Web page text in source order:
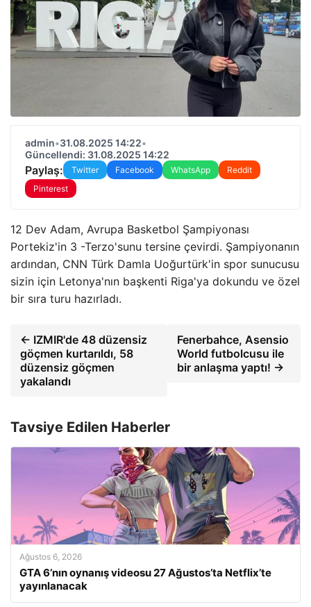
admin•31.08.2025 14:22•
Güncellendi: 31.08.2025 14:22
Paylaş: Twitter Facebook WhatsApp
Reddit
Pinterest
12 Dev Adam, Avrupa Basketbol Şampiyonası
Portekiz'in 3 -Terzo'sunu tersine çevirdi. Şampiyonanın
ardından, CNN Türk Damla Uoğurtürk'in spor sunucusu
sizin için Letonya'nın başkenti Riga'ya dokundu ve özel
bir sıra turu hazırladı.
← IZMIR'de 48 düzensiz
göçmen kurtarıldı, 58
düzensiz göçmen
yakalandı
Fenerbahce, Asensio
World futbolcusu ile
bir anlaşma yaptı! →
Tavsiye Edilen Haberler
Ağustos 6, 2026
GTA 6’nın oynanış videosu 27 Ağustos’ta Netflix’te
yayınlanacak